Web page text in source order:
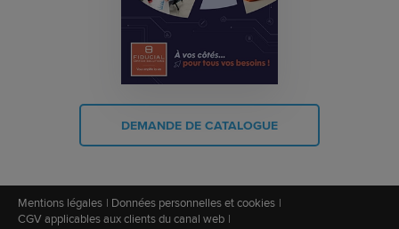
DEMANDE DE CATALOGUE
Mentions légales
Données personnelles et cookies
CGV applicables aux clients du canal web